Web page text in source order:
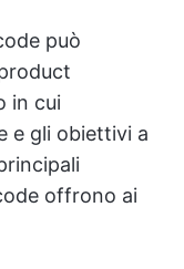
può
in cui
e gli obiettivi a
offrono ai